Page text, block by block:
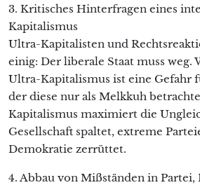
3. Kritisches Hinterfragen eines
Kapitalismus
Ultra-Kapitalisten und
einig: Der liberale Staat muss weg.
Ultra-Kapitalismus ist eine Gefahr
der diese nur als Melkkuh
Kapitalismus maximiert die
Gesellschaft spaltet, extreme
Demokratie zerrüttet.
4. Abbau von Mißständen in Partei,